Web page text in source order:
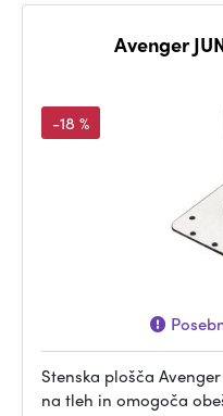
Avenger
-18 %
Stenska plošča
na tleh in omogoča